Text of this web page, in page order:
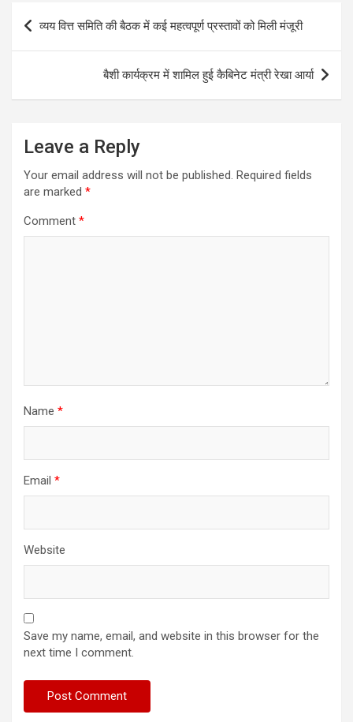
Post
navigation
व्यय वित्त समिति की बैठक में कई महत्वपूर्ण प्रस्तावों को मिली मंजूरी
बैशी कार्यक्रम में शामिल हुई कैबिनेट मंत्री रेखा आर्या
Leave a Reply
Your email address will not be published. Required fields
are marked *
Comment *
Name *
Email *
Website
Save my name, email, and website in this browser for the
next time I comment.